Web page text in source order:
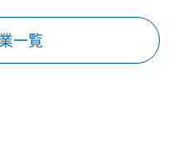
一覧